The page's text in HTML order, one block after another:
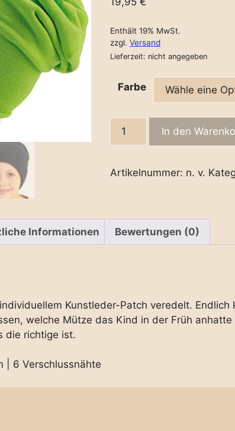
Enthält 19% MwSt.
zzgl. Versand
Lieferzeit: nicht angegeben
Farbe
Beanie"
quantity
In den
Artikelnummer: n. v.
Informationen Bewertungen (0)
Kunstleder-Patch veredelt. Endlich
welche Mütze das Kind in der Früh anhatte
die richtige ist.
| 6 Verschlussnähte